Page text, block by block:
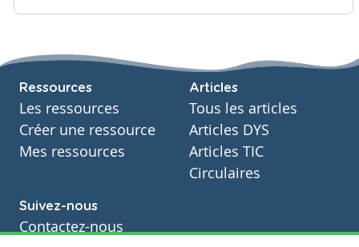
Ressources
Les ressources
Créer une ressource
Mes ressources
Articles
Tous les articles
Articles DYS
Articles TIC
Circulaires
Suivez-nous
Contactez-nous